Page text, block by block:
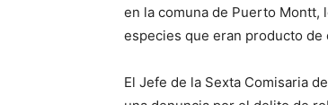
en la comuna de Puerto Montt,
especies que eran producto
El Jefe de la Sexta Comisaria